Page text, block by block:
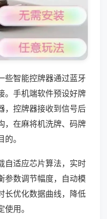
些智能控牌器通过蓝牙
。手机端软件预设好牌
，控牌器接收到信号后
，在麻将机洗牌、码牌
。
自适应芯片算法，实时
参数调节幅度，自动模
长优化数据曲线，降低
用。